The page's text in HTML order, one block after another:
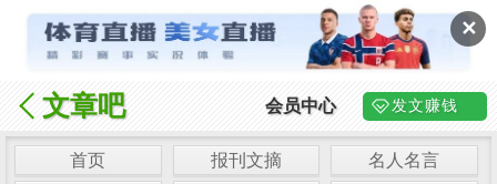
✕
文章吧 会员中心 发文赚钱
首页 报刊文摘
名人名言